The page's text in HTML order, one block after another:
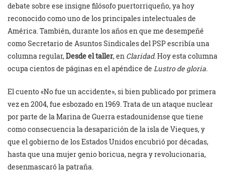
debate sobre ese insigne filósofo puertorriqueño, ya hoy
reconocido como uno de los principales intelectuales de
América. También, durante los años en que me desempeñé
como Secretario de Asuntos Sindicales del PSP escribía una
columna regular,Desde el taller, en Claridad. Hoy esta columna
ocupa cientos de páginas en el apéndice de Lustro de gloria.
El cuento «No fue un accidente», si bien publicado por primera
vez en 2004, fue esbozado en 1969. Trata de un ataque nuclear
por parte de la Marina de Guerra estadounidense que tiene
como consecuencia la desaparición de la isla de Vieques, y
que el gobierno de los Estados Unidos encubrió por décadas,
hasta que una mujer genio boricua, negra y revolucionaria,
desenmascaró la patraña.